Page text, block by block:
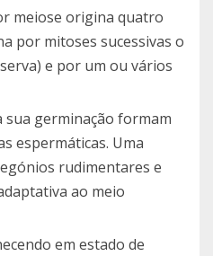
meiose origina quatro
por mitoses sucessivas o
e por um ou vários
sua germinação formam
espermáticas. Uma
rudimentares e
ao meio
em estado de